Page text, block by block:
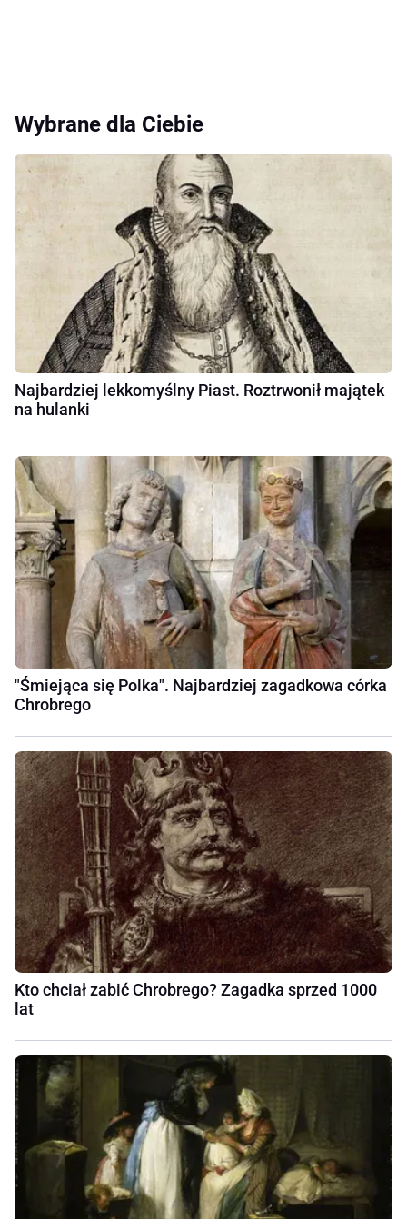
Wybrane dla Ciebie
Najbardziej lekkomyślny Piast. Roztrwonił majątek
na hulanki
"Śmiejąca się Polka". Najbardziej zagadkowa córka
Chrobrego
Kto chciał zabić Chrobrego? Zagadka sprzed 1000
lat